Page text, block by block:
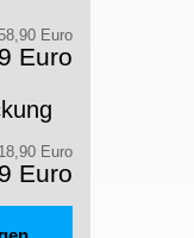
Euro
Euro
Euro
Euro